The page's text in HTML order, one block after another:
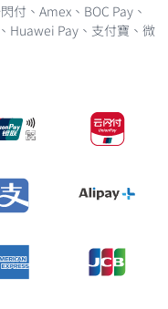
付、Amex、BOC Pay、
Huawei Pay、支付寶、微